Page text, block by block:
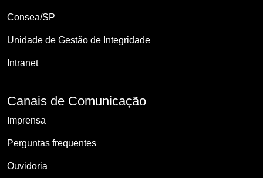
Consea/SP
Unidade de Gestão de Integridade
Intranet
Canais de Comunicação
Imprensa
Perguntas frequentes
Ouvidoria